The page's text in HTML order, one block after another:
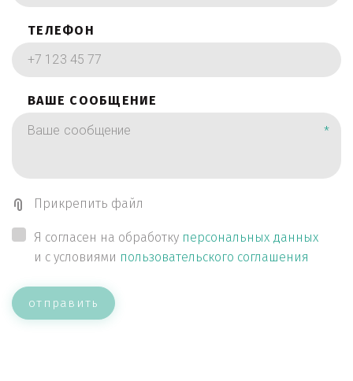
ТЕЛЕФОН
ВАШЕ СООБЩЕНИЕ
*
Прикрепить файл
Я согласен на обработку персональных данных
и с условиями пользовательского соглашения
отправить